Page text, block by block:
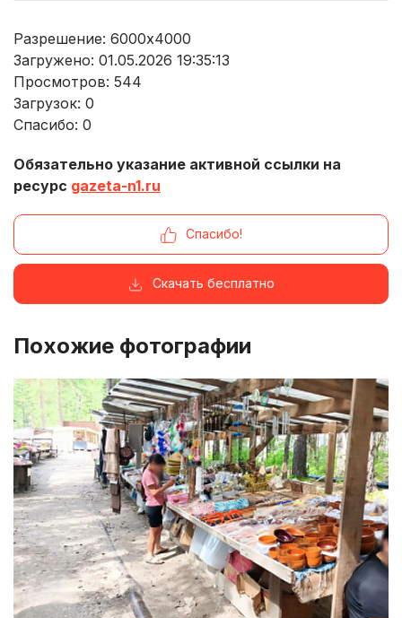
Разрешение: 6000x4000
Загружено: 01.05.2026 19:35:13
Просмотров: 544
Загрузок: 0
Спасибо: 0
Обязательно указание активной ссылки на
ресурс gazeta-n1.ru
Спасибо!
Скачать бесплатно
Похожие фотографии